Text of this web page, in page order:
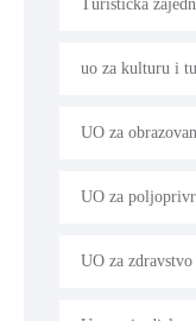
Turistička
uo za kulturu i
UO za
UO za
UO za